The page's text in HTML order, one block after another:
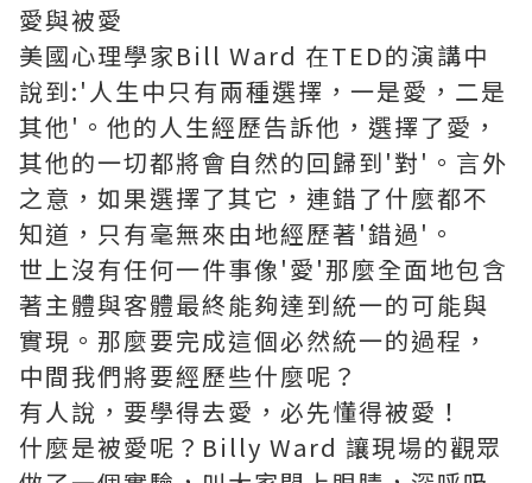
愛與被愛
美國心理學家Bill Ward 在TED的演講中
說到:'人生中只有兩種選擇，一是愛，二是
其他'。他的人生經歷告訴他，選擇了愛，
其他的一切都將會自然的回歸到'對'。言外
之意，如果選擇了其它，連錯了什麼都不
知道，只有毫無來由地經歷著'錯過'。
世上沒有任何一件事像'愛'那麼全面地包含
著主體與客體最終能夠達到統一的可能與
實現。那麼要完成這個必然統一的過程，
中間我們將要經歷些什麼呢？
有人說，要學得去愛，必先懂得被愛！
什麼是被愛呢？Billy Ward 讓現場的觀眾